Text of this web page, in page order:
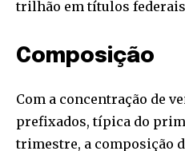
trilhão em títulos
Composição
Com a concentração de
prefixados, típica do
trimestre, a composição